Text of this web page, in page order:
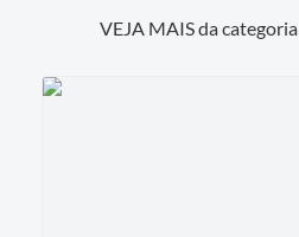
VEJA MAIS da categoria